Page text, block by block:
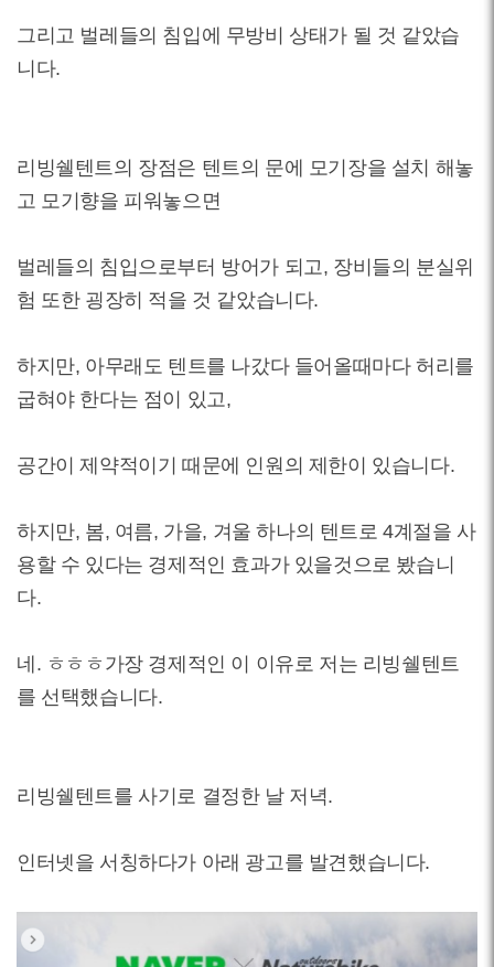
그리고 벌레들의 침입에 무방비 상태가 될 것 같았습
니다.
리빙쉘텐트의 장점은 텐트의 문에 모기장을 설치 해놓
고 모기향을 피워놓으면
벌레들의 침입으로부터 방어가 되고, 장비들의 분실위
험 또한 굉장히 적을 것 같았습니다.
하지만, 아무래도 텐트를 나갔다 들어올때마다 허리를
굽혀야 한다는 점이 있고,
공간이 제약적이기 때문에 인원의 제한이 있습니다.
하지만, 봄, 여름, 가을, 겨울 하나의 텐트로 4계절을 사
용할 수 있다는 경제적인 효과가 있을것으로 봤습니
다.
네. ㅎㅎㅎ가장 경제적인 이 이유로 저는 리빙쉘텐트
를 선택했습니다.
리빙쉘텐트를 사기로 결정한 날 저녁.
인터넷을 서칭하다가 아래 광고를 발견했습니다.